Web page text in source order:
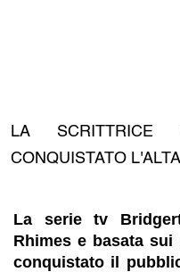
LA SCRITTRICE
CONQUISTATO
La serie tv
Rhimes e basata
conquistato il